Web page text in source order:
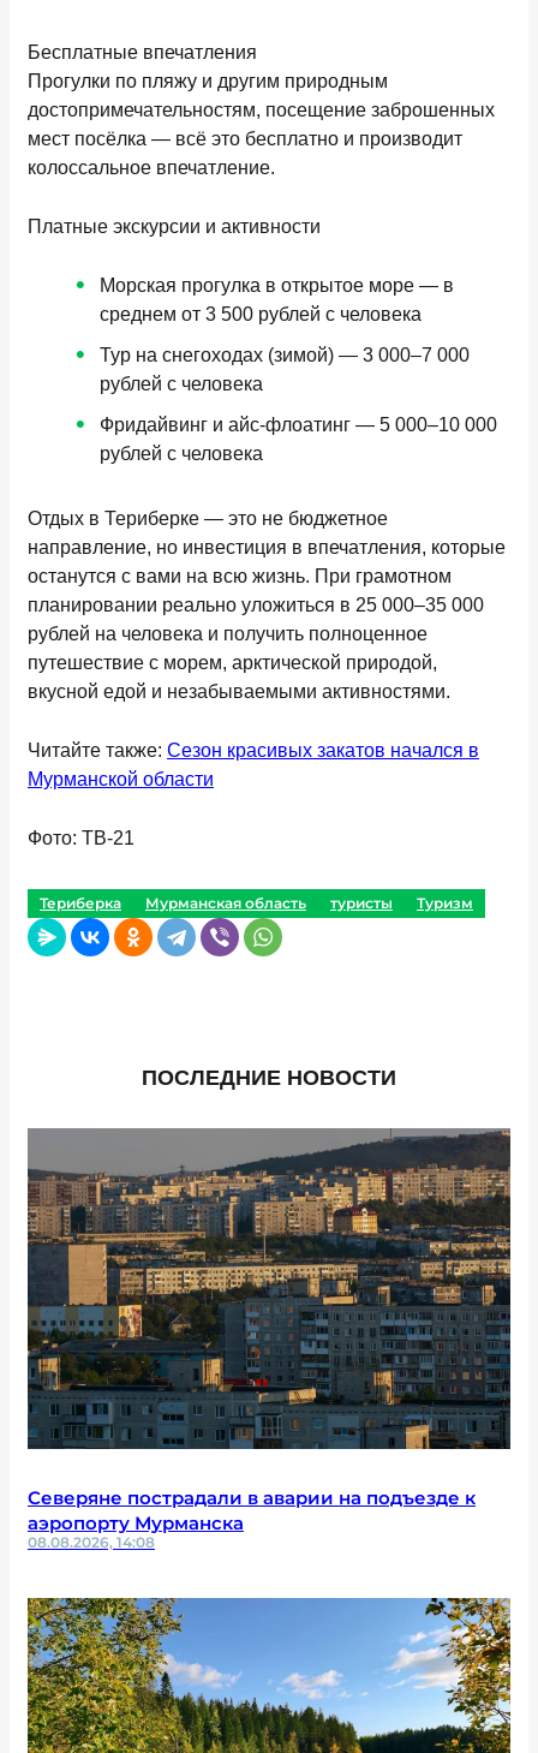
Бесплатные впечатления
Прогулки по пляжу и другим природным
достопримечательностям, посещение заброшенных
мест посёлка — всё это бесплатно и производит
колоссальное впечатление.
Платные экскурсии и активности
Морская прогулка в открытое море — в
среднем от 3 500 рублей с человека
Тур на снегоходах (зимой) — 3 000–7 000
рублей с человека
Фридайвинг и айс-флоатинг — 5 000–10 000
рублей с человека
Отдых в Териберке — это не бюджетное
направление, но инвестиция в впечатления, которые
останутся с вами на всю жизнь. При грамотном
планировании реально уложиться в 25 000–35 000
рублей на человека и получить полноценное
путешествие с морем, арктической природой,
вкусной едой и незабываемыми активностями.
Читайте также: Сезон красивых закатов начался в
Мурманской области
Фото: ТВ-21
Териберка Мурманская область туристы Туризм
ПОСЛЕДНИЕ НОВОСТИ
Северяне пострадали в аварии на подъезде к
аэропорту Мурманска
08.08.2026, 14:08